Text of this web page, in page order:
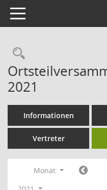
Toggle navigation
2021
Informationen
Vertreter
Monat